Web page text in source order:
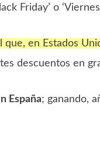
Friday’ o ‘Viernes
en Estados
descuentos en
España; ganando,